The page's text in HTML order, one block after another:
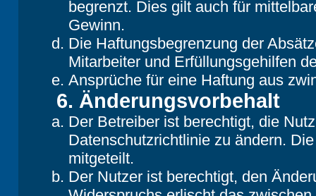
begrenzt. Dies gilt auch für
Gewinn.
Die Haftungsbegrenzung der
Mitarbeiter und Erfüllungsgehilfen
Ansprüche für eine Haftung aus
6. Änderungsvorbehalt
Der Betreiber ist berechtigt, die
Datenschutzrichtlinie zu ändern.
mitgeteilt.
Der Nutzer ist berechtigt, den